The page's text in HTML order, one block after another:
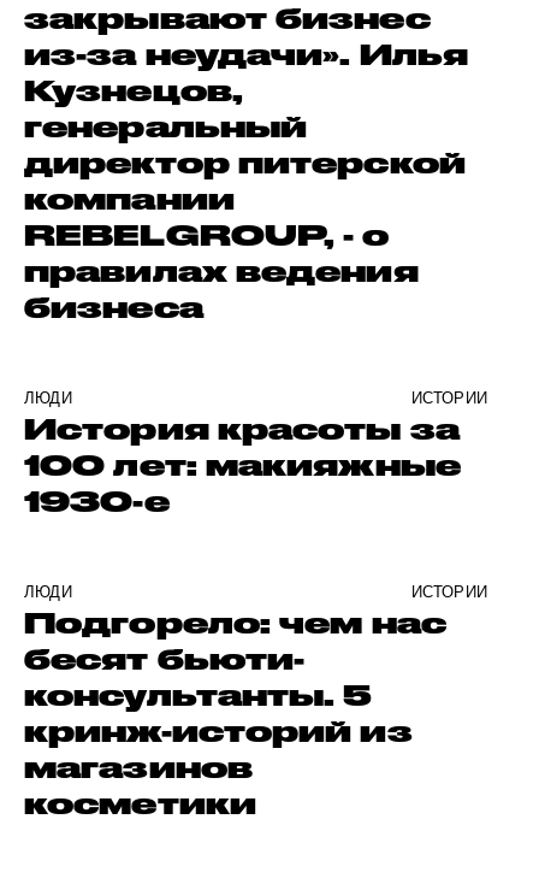
закрывают бизнес
из-за неудачи». Илья
Кузнецов,
генеральный
директор питерской
компании
REBELGROUP, - о
правилах ведения
бизнеса
ЛЮДИ ИСТОРИИ
История красоты за
100 лет: макияжные
1930-е
ЛЮДИ ИСТОРИИ
Подгорело: чем нас
бесят бьюти-
консультанты. 5
кринж-историй из
магазинов
косметики